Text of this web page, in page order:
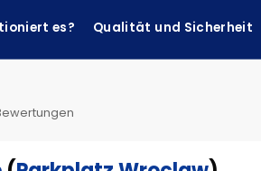
es? Qualität und Sicherheit